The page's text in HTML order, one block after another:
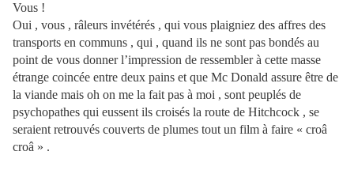
Vous !
Oui , vous , râleurs invétérés , qui vous plaigniez des affres des
transports en communs , qui , quand ils ne sont pas bondés au
point de vous donner l’impression de ressembler à cette masse
étrange coincée entre deux pains et que Mc Donald assure être de
la viande mais oh on me la fait pas à moi , sont peuplés de
psychopathes qui eussent ils croisés la route de Hitchcock , se
seraient retrouvés couverts de plumes tout un film à faire « croâ
croâ » .